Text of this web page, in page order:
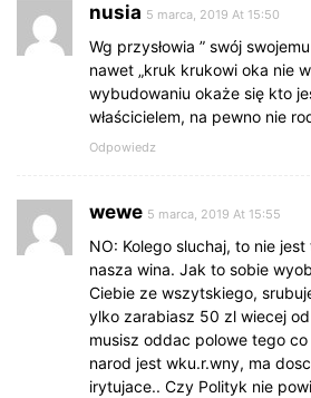
nusia 5 marca, 2019 At 15:50
Wg przysłowia ” swój
nawet „kruk krukowi oka nie
wybudowaniu okaże się kto
właścicielem, na pewno nie
Odpowiedz
wewe 5 marca, 2019 At 15:55
NO: Kolego sluchaj, to nie
nasza wina. Jak to sobie
Ciebie ze wszytskiego,
ylko zarabiasz 50 zl wiecej
musisz oddac polowe tego
narod jest wku.r.wny, ma
irytujace.. Czy Polityk nie